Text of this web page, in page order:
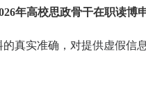
年高校思政骨干在职读博
真实准确，对提供虚假信